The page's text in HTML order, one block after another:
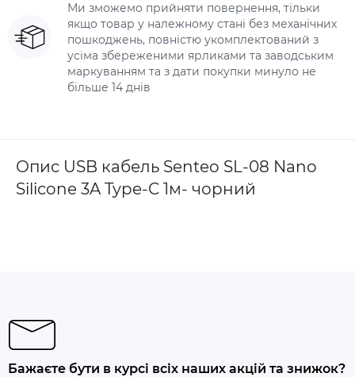
Ми зможемо прийняти повернення, тільки
якщо товар у належному стані без механічних
пошкоджень, повністю укомплектований з
усіма збереженими ярликами та заводським
маркуванням та з дати покупки минуло не
більше 14 днів
Опис USB кабель Senteo SL-08 Nano
Silicone 3A Type-C 1м- чорний
Бажаєте бути в курсі всіх наших акцій та знижок?